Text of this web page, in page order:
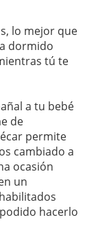
lo mejor que
dormido
tú te
a tu bebé
de
permite
cambiado a
ocasión
un
hacerlo